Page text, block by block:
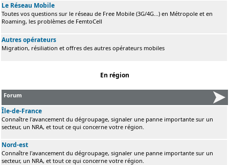
Le Réseau Mobile
Toutes vos questions sur le réseau de Free Mobile (3G/4G...) en Métropole et en
Roaming, les problèmes de FemtoCell
Autres opérateurs
Migration, résiliation et offres des autres opérateurs mobiles
En région
Forum
Île-de-France
Connaître l'avancement du dégroupage, signaler une panne importante sur un
secteur, un NRA, et tout ce qui concerne votre région.
Nord-est
Connaître l'avancement du dégroupage, signaler une panne importante sur un
secteur, un NRA, et tout ce qui concerne votre région.